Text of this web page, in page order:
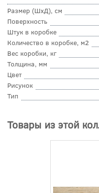
Размер (ШхД), см
Поверхность
Штук в коробке
Количество в коробке, м2
Вес коробки, кг
Толщина, мм
Цвет
Рисунок
Тип
Товары из этой